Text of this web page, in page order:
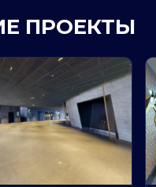
ПРОЕКТЫ